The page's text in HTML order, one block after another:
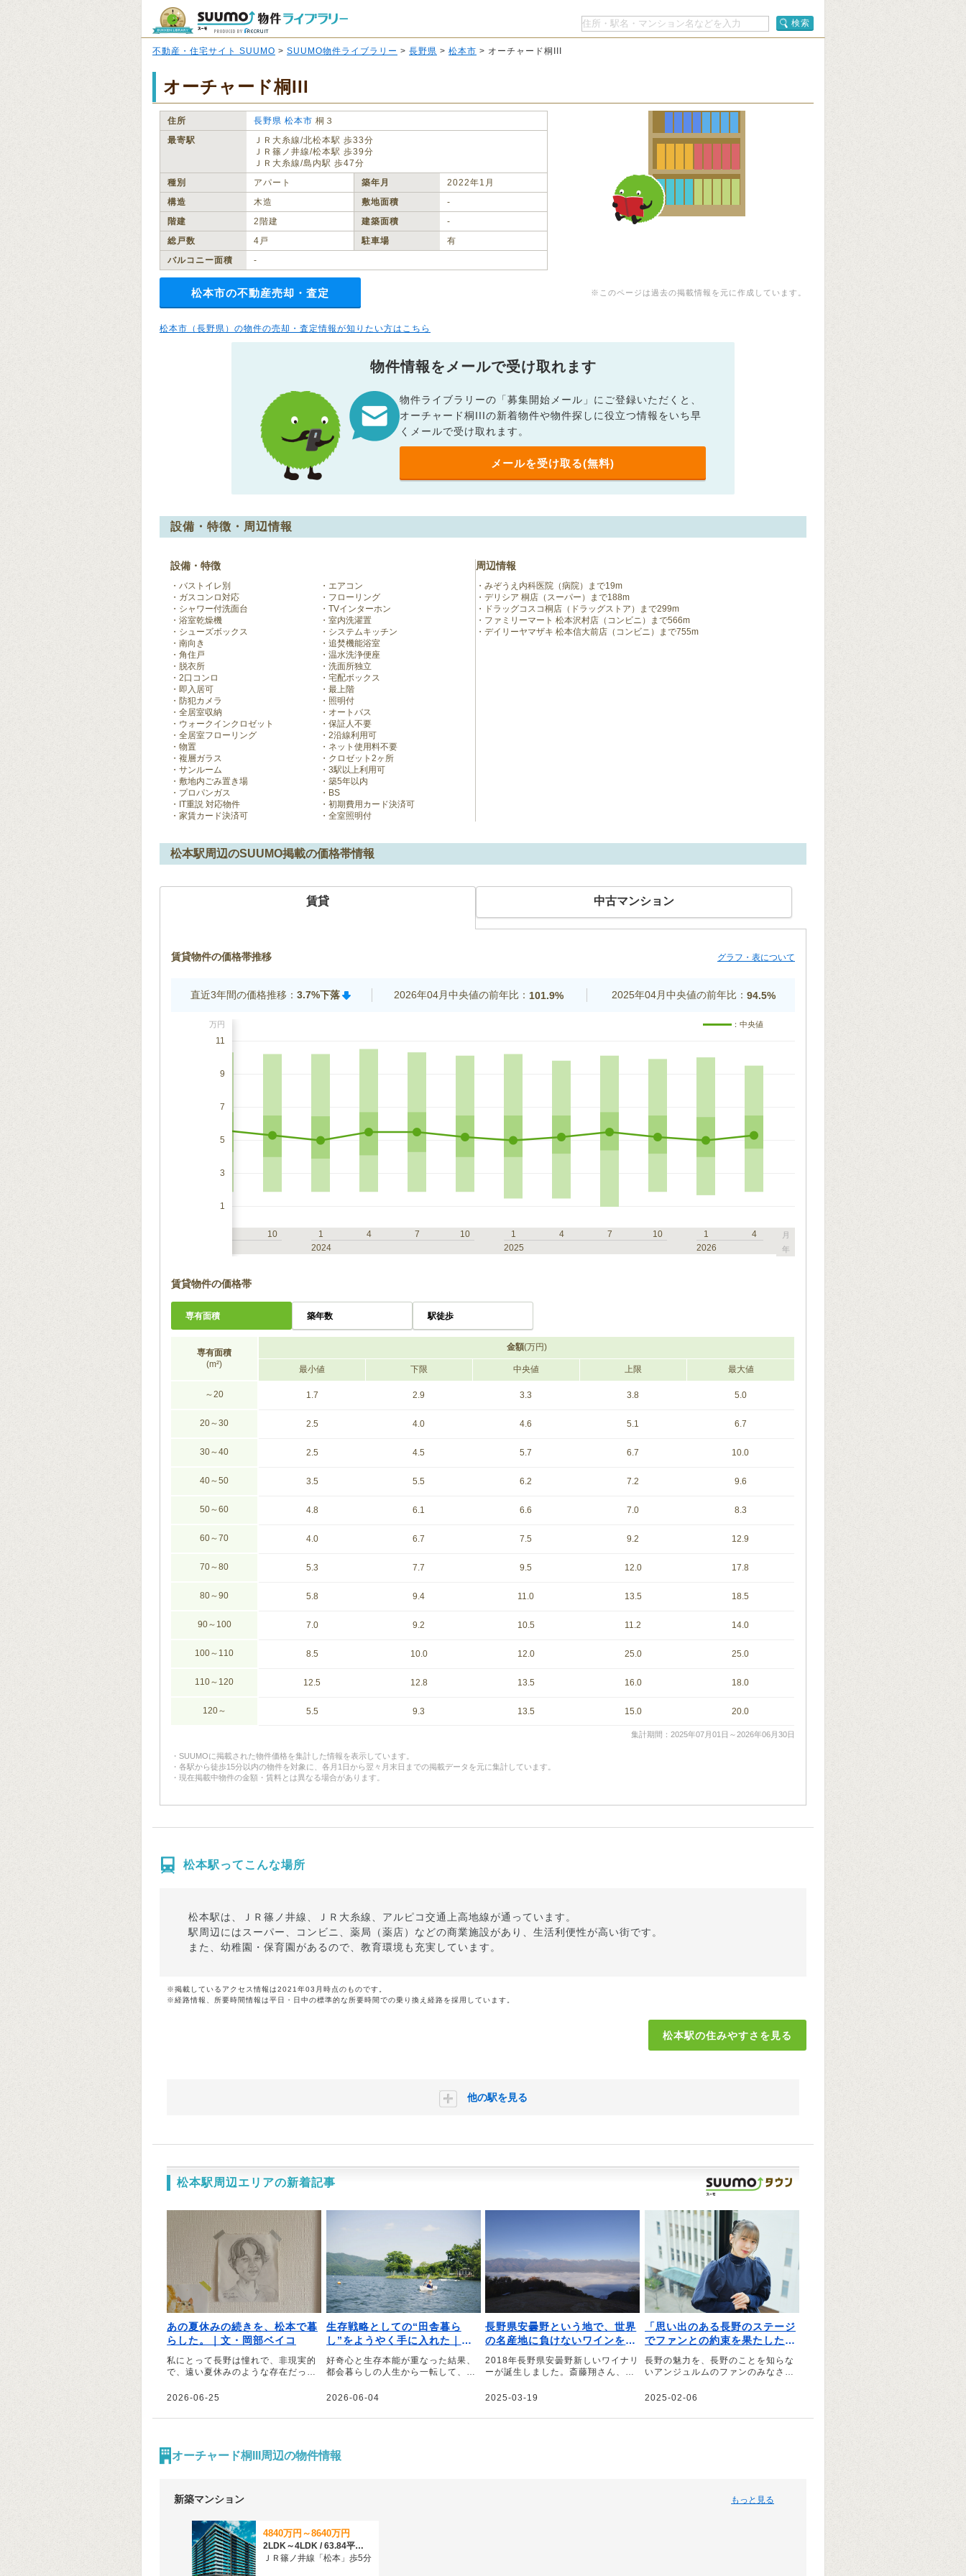
検索
不動産・住宅サイト SUUMO > SUUMO物件ライブラリー > 長野県 > 松本市 > オーチャード桐III
オーチャード桐III
住所 長野県 松本市 桐３
最寄駅
ＪＲ大糸線/北松本駅 歩33分
ＪＲ篠ノ井線/松本駅 歩39分
ＪＲ大糸線/島内駅 歩47分
種別
アパート 築年月
2022年1月
構造
木造 敷地面積
‐
階建
2階建 建築面積
‐
総戸数
4戸 駐車場
有
バルコニー面積
‐
※このページは過去の掲載情報を元に作成しています。
松本市の不動産売却・査定
松本市（長野県）の物件の売却・査定情報が知りたい方はこちら
物件情報をメールで受け取れます
物件ライブラリーの「募集開始メール」にご登録いただくと、
オーチャード桐IIIの新着物件や物件探しに役立つ情報をいち早
くメールで受け取れます。
メールを受け取る(無料)
設備・特徴・周辺情報
設備・特徴
バストイレ別
エアコン
ガスコンロ対応
フローリング
シャワー付洗面台
TVインターホン
浴室乾燥機
室内洗濯置
シューズボックス
システムキッチン
南向き
追焚機能浴室
角住戸
温水洗浄便座
脱衣所
洗面所独立
2口コンロ
宅配ボックス
即入居可
最上階
防犯カメラ
照明付
全居室収納
オートバス
ウォークインクロゼット
保証人不要
全居室フローリング
2沿線利用可
物置
ネット使用料不要
複層ガラス
クロゼット2ヶ所
サンルーム
3駅以上利用可
敷地内ごみ置き場
築5年以内
プロパンガス
BS
IT重説 対応物件
初期費用カード決済可
家賃カード決済可
全室照明付
周辺情報
みぞうえ内科医院（病院）まで19m
デリシア 桐店（スーパー）まで188m
ドラッグコスコ桐店（ドラッグストア）まで299m
ファミリーマート 松本沢村店（コンビニ）まで566m
デイリーヤマザキ 松本信大前店（コンビニ）まで755m
松本駅周辺のSUUMO掲載の価格帯情報
賃貸 中古マンション
賃貸物件の価格帯推移 グラフ・表について
直近3年間の価格推移： 3.7%下落 2026年04月中央値の前年比： 101.9% 2025年04月中央値の前年比： 94.5%
万円
11
9
7
5
3
1
：中央値
10
1 4 7
10
2024
1 4 7
10
2025
1
4
2026
月
年
賃貸物件の価格帯
専有面積 築年数 駅徒歩
専有面積
(m²)
金額(万円)
最小値 下限 中央値 上限 最大値
～20 1.7 2.9 3.3 3.8 5.0
20～30 2.5 4.0 4.6 5.1 6.7
30～40 2.5 4.5 5.7 6.7 10.0
40～50 3.5 5.5 6.2 7.2 9.6
50～60 4.8 6.1 6.6 7.0 8.3
60～70 4.0 6.7 7.5 9.2 12.9
70～80 5.3 7.7 9.5 12.0 17.8
80～90 5.8 9.4 11.0 13.5 18.5
90～100 7.0 9.2 10.5 11.2 14.0
100～110 8.5 10.0 12.0 25.0 25.0
110～120 12.5 12.8 13.5 16.0 18.0
120～ 5.5 9.3 13.5 15.0 20.0
集計期間：2025年07月01日～2026年06月30日
SUUMOに掲載された物件価格を集計した情報を表示しています。
各駅から徒歩15分以内の物件を対象に、各月1日から翌々月末日までの掲載データを元に集計しています。
現在掲載中物件の金額・賃料とは異なる場合があります。
松本駅ってこんな場所
松本駅は、ＪＲ篠ノ井線、ＪＲ大糸線、アルピコ交通上高地線が通っています。
駅周辺にはスーパー、コンビニ、薬局（薬店）などの商業施設があり、生活利便性が高い街です。
また、幼稚園・保育園があるので、教育環境も充実しています。
※掲載しているアクセス情報は2021年03月時点のものです。
※経路情報、所要時間情報は平日・日中の標準的な所要時間での乗り換え経路を採用しています。
松本駅の住みやすさを見る
他の駅を見る
松本駅周辺エリアの新着記事
あの夏休みの続きを、松本で暮
らした。｜文・岡部ベイコ
私にとって長野は憧れで、非現実的
で、遠い夏休みのような存在だった
部ベイコさん。看護師を辞めて移住
やりたいことを探した夏休みの続き
2026-06-25
生存戦略としての“田舎暮ら
し”をようやく手に入れた｜
文・徳谷柿次郎（作家／編集
者）
好奇心と生存本能が重なった結果、
都会暮らしの人生から一転して、標
県信濃町、冬は2mぐらい積もる豪雪
徳谷柿次郎さん。全国のローカルプ
舎暮らしについて綴っていただきま
した。
2026-06-04
長野県安曇野という地で、世界
の名産地に負けないワインをつ
くりたい。Le Milieu 齋藤翔さ
ん、塩瀬豪さん【ジモトグラフ
2018年長野県安曇野新しいワイナリ
ーが誕生しました。斎藤翔さん、塩
ュウ）です。荒廃した農地を自分た
そこで育てたぶどうを使い、安曇野
2025-03-19
「思い出のある長野のステージ
でファンとの約束を果たした
い」アンジュルム 為永幸音が
語る長野の魅力
長野の魅力を、長野のことを知らな
いアンジュルムのファンのみなさん
ことを長野のみなさんに知っていた
アンジュルムのメンバー・為永幸音
2025-02-06
オーチャード桐III周辺の物件情報
新築マンション もっと見る
4840万円～8640万円
2LDK～4LDK / 63.84平米～93.2平米
ＪＲ篠ノ井線「松本」歩5分